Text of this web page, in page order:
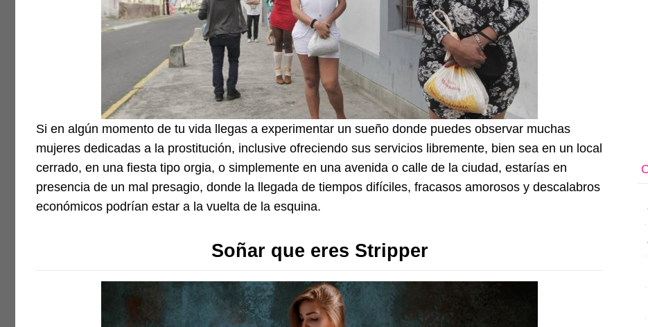
Si en algún momento de tu vida llegas a experimentar un sueño donde puedes observar muchas
mujeres dedicadas a la prostitución, inclusive ofreciendo sus servicios libremente, bien sea en un local
cerrado, en una fiesta tipo orgia, o simplemente en una avenida o calle de la ciudad, estarías en
presencia de un mal presagio, donde la llegada de tiempos difíciles, fracasos amorosos y descalabros
económicos podrían estar a la vuelta de la esquina.
Soñar que eres Stripper